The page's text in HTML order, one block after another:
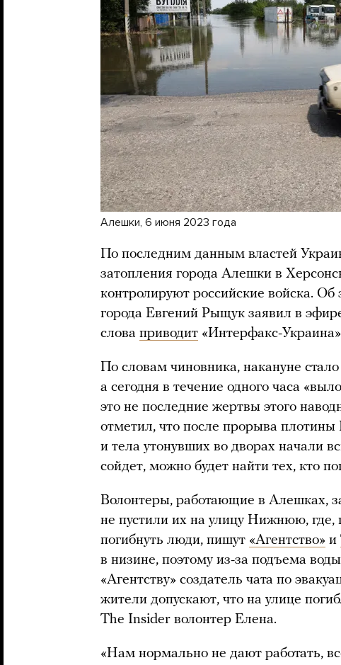
Алешки, 6 июня 2023 года
По последним данным властей
затопления города Алешки в
контролируют российские войска.
города Евгений Рыщук заявил в
слова приводит «Интерфакс-
По словам чиновника, накануне
а сегодня в течение одного часа
это не последние жертвы этого
отметил, что после прорыва
и тела утонувших во дворах начали
сойдет, можно будет найти тех, кто
Волонтеры, работающие в Алешках,
не пустили их на улицу Нижнюю, где,
погибнуть люди, пишут «Агентство» и
в низине, поэтому из-за подъема
«Агентству» создатель чата по
жители допускают, что на улице
The Insider волонтер Елена.
«Нам нормально не дают работать,